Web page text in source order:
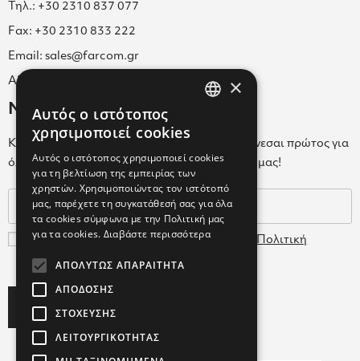
Τηλ.: +30 2310 837 077
Fax: +30 2310 833 222
Email: sales@farcom.gr
ΑΡ.Γ.Ε.ΜΗ. 038365205000
Newsletter
Κάνε εγγραφή στο Newsletter για να ενημερώνεσαι πρώτος για
όλα τα νέα μας και τα ολοκαίνουρια προϊόντα μας!
Συμφωνώ με τουςΌρους Χρήσης
Πολιτική
Δεδομένων
×
Αυτός ο ιστότοπος
χρησιμοποιεί cookies
Αυτός ο ιστότοπος χρησιμοποιεί cookies
για τη βελτίωση της εμπειρίας των
χρηστών. Χρησιμοποιώντας τον ιστότοπό
μας, παρέχετε τη συγκατάθεσή σας για όλα
τα cookies σύμφωνα με την Πολιτική μας
για τα cookies. Διαβάστε περισσότερα
ΑΠΟΛΎΤΩΣ ΑΠΑΡΑΊΤΗΤΑ
ΑΠΌΔΟΣΗΣ
ΣΤΌΧΕΥΣΗΣ
ΛΕΙΤΟΥΡΓΙΚΌΤΗΤΑΣ